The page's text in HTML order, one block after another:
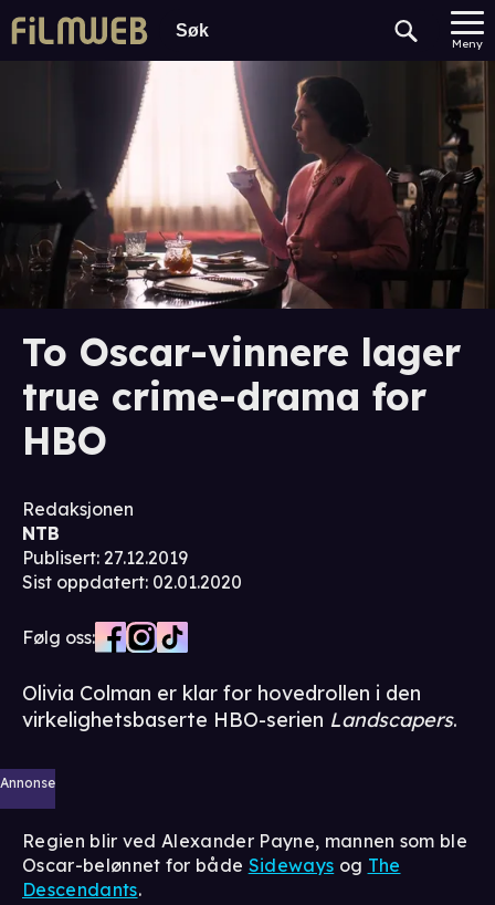
Meny
To Oscar-vinnere lager
true crime-drama for
HBO
Redaksjonen
NTB
Publisert: 27.12.2019
Sist oppdatert: 02.01.2020
Følg oss:
Olivia Colman er klar for hovedrollen i den
virkelighetsbaserte HBO-serien Landscapers.
Annonse
Regien blir ved Alexander Payne, mannen som ble
Oscar-belønnet for både Sideways og The
Descendants.